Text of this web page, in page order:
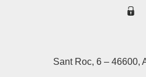
Sant Roc, 6 – 46600,